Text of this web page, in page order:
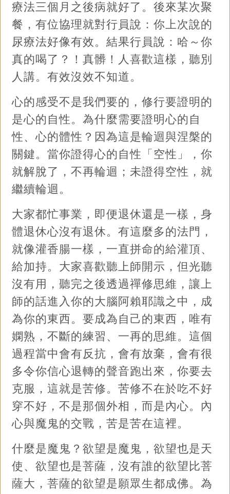
療法三個月之後病就好了。後來某次聚
餐，有位協理就對行員說：你上次說的
尿療法好像有效。結果行員說：哈～你
真的喝了？！真髒！人喜歡這樣，聽別
人講。有效沒效不知道。
心的感受不是我們要的，修行要證明的
是心的自性。為什麼需要證明心的自
性、心的體性？因為這是輪迴與涅槃的
關鍵。當你證得心的自性「空性」，你
就解脫了，不再輪迴；未證得空性，就
繼續輪迴。
大家都忙事業，即便退休還是一樣，身
體退休心沒有退休。有這麼多的法門，
就像灌香腸一樣，一直拼命的給灌頂、
給加持。大家喜歡聽上師開示，但光聽
沒有用，聽完之後透過禪修思維，讓上
師的話進入你的大腦阿賴耶識之中，成
為你的東西。要成為自己的東西，唯有
嫻熟，不斷的練習、一再的思維。這個
過程當中會有反抗，會有放棄，會有很
多令你信心退轉的聲音跑出來，你要去
克服，這就是苦修。苦修不在於吃不好
穿不好，不是那個外相，而是內心。內
心與魔鬼的交戰，苦是苦在這裡。
什麼是魔鬼？欲望是魔鬼，欲望也是天
使、欲望也是菩薩，沒有誰的欲望比菩
薩大，菩薩的欲望是願眾生都成佛。為